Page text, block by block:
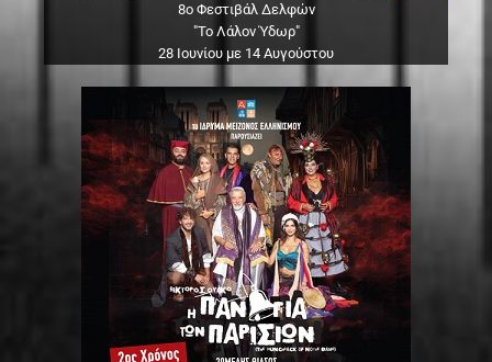
8ο Φεστιβάλ Δελφών
"Το Λάλον Ύδωρ"
28 Ιουνίου με 14 Αυγούστου